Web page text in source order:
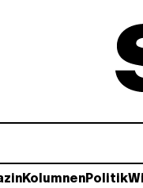
KolumnenPolitik